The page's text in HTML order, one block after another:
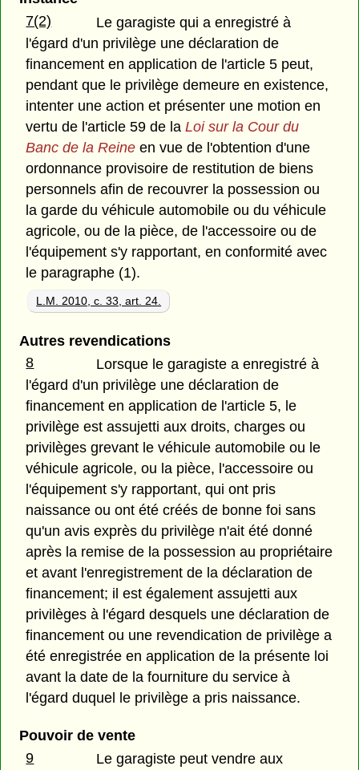
7(2)
Le garagiste qui a enregistré à
l'égard d'un privilège une déclaration de
financement en application de l'article 5 peut,
pendant que le privilège demeure en existence,
intenter une action et présenter une motion en
vertu de l'article 59 de laLoi sur la Cour du
Banc de la Reine en vue de l'obtention d'une
ordonnance provisoire de restitution de biens
personnels afin de recouvrer la possession ou
la garde du véhicule automobile ou du véhicule
agricole, ou de la pièce, de l'accessoire ou de
l'équipement s'y rapportant, en conformité avec
le paragraphe (1).
L.M. 2010, c. 33, art. 24.
Autres revendications
8
Lorsque le garagiste a enregistré à
l'égard d'un privilège une déclaration de
financement en application de l'article 5, le
privilège est assujetti aux droits, charges ou
privilèges grevant le véhicule automobile ou le
véhicule agricole, ou la pièce, l'accessoire ou
l'équipement s'y rapportant, qui ont pris
naissance ou ont été créés de bonne foi sans
qu'un avis exprès du privilège n'ait été donné
après la remise de la possession au propriétaire
et avant l'enregistrement de la déclaration de
financement; il est également assujetti aux
privilèges à l'égard desquels une déclaration de
financement ou une revendication de privilège a
été enregistrée en application de la présente loi
avant la date de la fourniture du service à
l'égard duquel le privilège a pris naissance.
Pouvoir de vente
9
Le garagiste peut vendre aux